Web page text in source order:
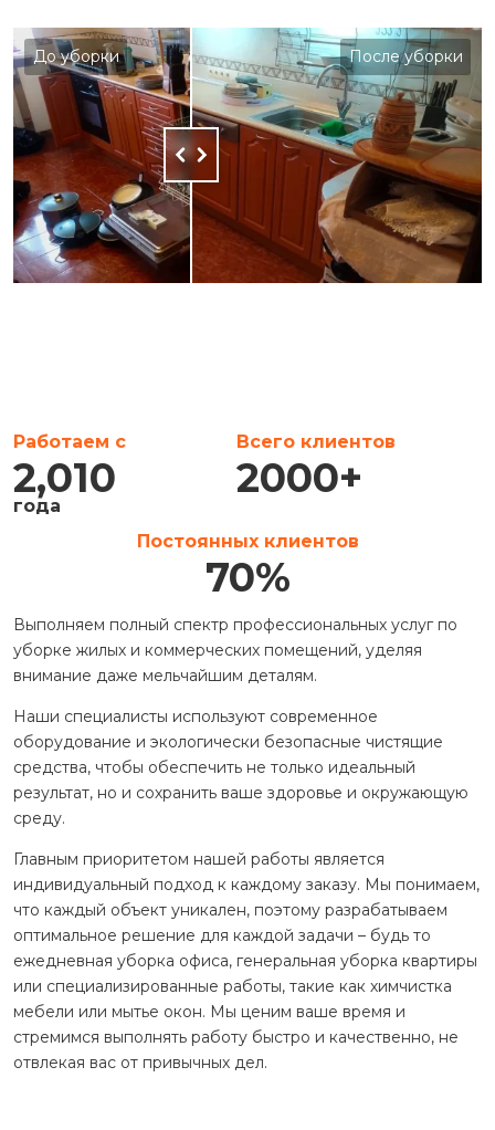
До уборки После уборки
Работаем с
2,010
года
Всего клиентов
2000+
Постоянных клиентов
70%
Выполняем полный спектр профессиональных услуг по
уборке жилых и коммерческих помещений, уделяя
внимание даже мельчайшим деталям.
Наши специалисты используют современное
оборудование и экологически безопасные чистящие
средства, чтобы обеспечить не только идеальный
результат, но и сохранить ваше здоровье и окружающую
среду.
Главным приоритетом нашей работы является
индивидуальный подход к каждому заказу. Мы понимаем,
что каждый объект уникален, поэтому разрабатываем
оптимальное решение для каждой задачи – будь то
ежедневная уборка офиса, генеральная уборка квартиры
или специализированные работы, такие как химчистка
мебели или мытье окон. Мы ценим ваше время и
стремимся выполнять работу быстро и качественно, не
отвлекая вас от привычных дел.